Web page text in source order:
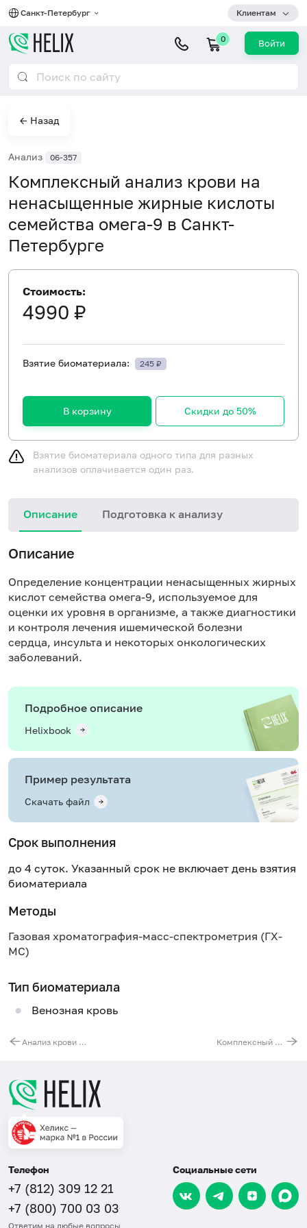
Санкт-Петербург Клиентам
0 Войти
← Назад
Анализ 06-357
Комплексный анализ крови на
ненасыщенные жирные кислоты
семейства омега-9 в Санкт-
Петербурге
Стоимость:
4990 ₽
Взятие биоматериала: 245 ₽
В корзину Скидки до 50%
Взятие биоматериала одного типа для разных
анализов оплачивается один раз.
Описание Подготовка к анализу
Описание
Определение концентрации ненасыщенных жирных
кислот семейства омега-9, используемое для
оценки их уровня в организме, а также диагностики
и контроля лечения ишемической болезни
сердца, инсульта и некоторых онкологических
заболеваний.
Подробное описание
Helixbook
Пример результата
Скачать файл
Срок выполнения
до 4 суток. Указанный срок не включает день взятия
биоматериала
Методы
Газовая хроматография-масс-спектрометрия (ГХ-
МС)
Тип биоматериала
Венозная кровь
Анализ крови на ацилкарнитины (взрослые) Комплексный анализ крови на насыщенные, мононенасыщенные жирные кислоты семейства омега-3, омега-6, омега-9
Телефон
+7 (812) 309 12 21
+7 (800) 700 03 03
Ответим на любые вопросы
Социальные сети